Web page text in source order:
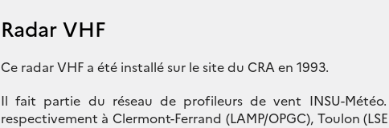
Radar VHF
Ce radar VHF a été installé sur le site du CRA en 1993.
Il fait partie du réseau de profileurs de vent INSU-
respectivement à Clermont-Ferrand (LAMP/OPGC), Toulon